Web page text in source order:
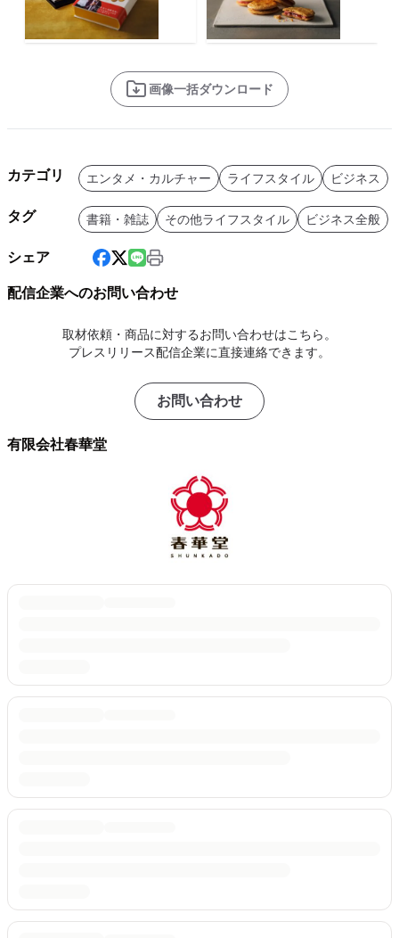
画像一括ダウンロード
カテゴリ エンタメ・カルチャー ライフスタイル ビジネス
タグ 書籍・雑誌 その他ライフスタイル ビジネス全般
シェア
配信企業へのお問い合わせ
取材依頼・商品に対するお問い合わせはこちら。
プレスリリース配信企業に直接連絡できます。
お問い合わせ
有限会社春華堂